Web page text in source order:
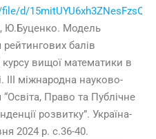
d/
Ю.Буценко. Модель
балів
курсу вищої математики в
III міжнародна науково-
Право та Публічне
розвитку”. Україна-
2024 р. с.36-40.